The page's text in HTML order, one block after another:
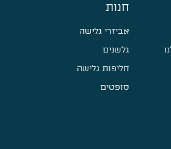
חנות
אביזרי גלישה
גלשנים
חליפות גלישה
סופטים